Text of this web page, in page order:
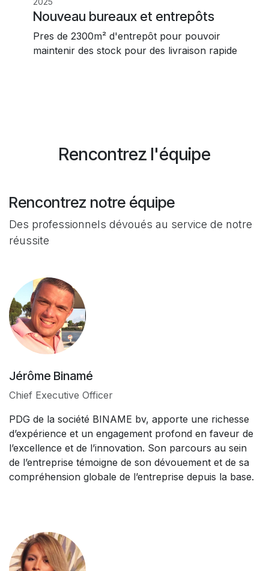
Nouveau bureaux et entrepôts
Pres de 2300m² d'entrepôt pour pouvoir
maintenir des stock pour des livraison rapide
Rencontrez l'équipe
Rencontrez notre équipe
Des professionnels dévoués au service de notre
réussite
Jérôme Binamé
Chief Executive Officer
PDG de la société BINAME bv, apporte une richesse
d’expérience et un engagement profond en faveur de
l’excellence et de l’innovation. Son parcours au sein
de l’entreprise témoigne de son dévouement et de sa
compréhension globale de l’entreprise depuis la base.